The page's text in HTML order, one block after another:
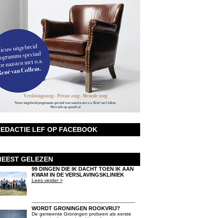
LEF OP FACEBOOK
GELEZEN
99 DINGEN DIE IK DACHT TOEN IK AAN
KWAM IN DE VERSLAVINGSKLINIEK
Lees verder >
WORDT GRONINGEN ROOKVRIJ?
De gemeente Groningen probeert als eerste